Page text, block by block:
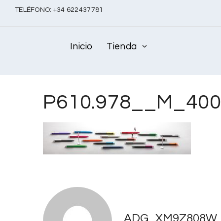
TELÉFONO: +34 622437781
Inicio Tienda
ADG_XM9Z808W